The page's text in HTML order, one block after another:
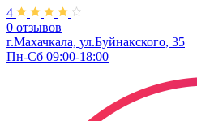
4
0 отзывов
г.Махачкала, ул.Буйнакского, 35
Пн-Сб 09:00-18:00